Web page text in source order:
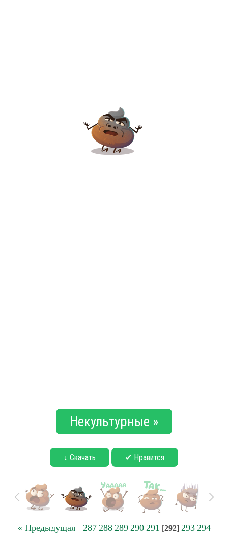
Некультурные »
↓ Скачать ✔ Нравится
« Предыдущая| 287 288 289 290 291 [292] 293 294